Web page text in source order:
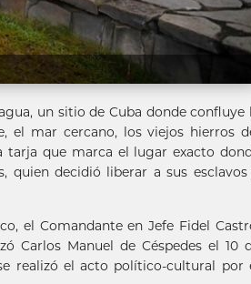
un sitio de Cuba donde confluye
el mar cercano, los viejos hierros
tarja que marca el lugar exacto
quien decidió liberar a sus
el Comandante en Jefe Fidel
Carlos Manuel de Céspedes el 10
realizó el acto político-cultural por